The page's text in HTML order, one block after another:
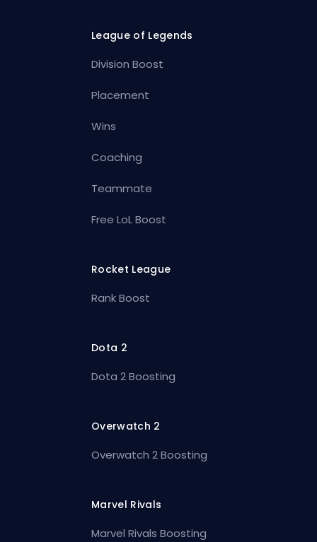
League of Legends
Division Boost
Placement
Wins
Coaching
Teammate
Free LoL Boost
Rocket League
Rank Boost
Dota 2
Dota 2 Boosting
Overwatch 2
Overwatch 2 Boosting
Marvel Rivals
Marvel Rivals Boosting